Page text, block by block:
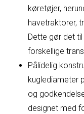
køretøjer,
havetraktorer,
Dette gør det
forskellige
Pålidelig
kuglediameter
og
designet med